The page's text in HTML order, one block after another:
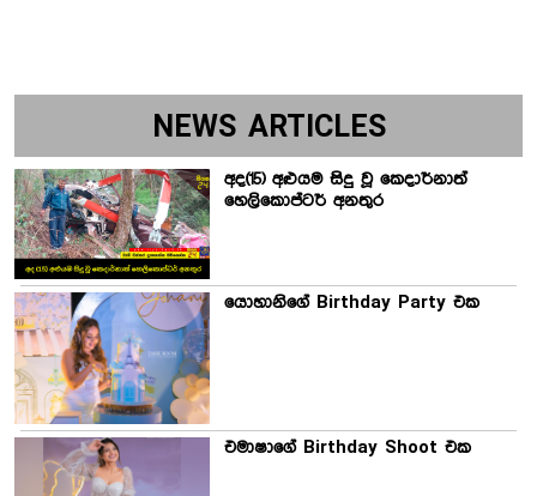
NEWS ARTICLES
අද(15) අළුයම සිදු වූ කෙදාර්නාත්
හෙලිකොප්ටර් අනතුර
යොහානිගේ Birthday Party එක
එමාෂාගේ Birthday Shoot එක